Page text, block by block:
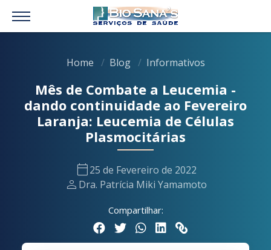
Home Blog Informativos
Mês de Combate a Leucemia -
dando continuidade ao Fevereiro
Laranja: Leucemia de Células
Plasmocitárias
calendar_today25 de Fevereiro de 2022
person Dra. Patrícia Miki Yamamoto
Compartilhar: